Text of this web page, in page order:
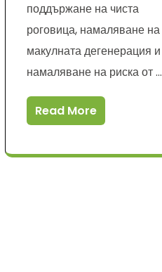
поддържане на чиста
роговица, намаляване на
макулната дегенерация и
намаляване на риска от …
Read More